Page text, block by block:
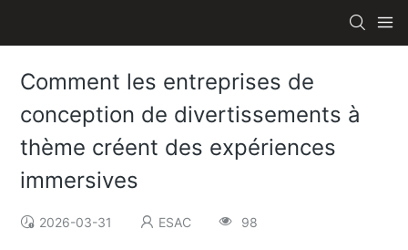
Comment les entreprises de
conception de divertissements à
thème créent des expériences
immersives
2026-03-31 ESAC 98